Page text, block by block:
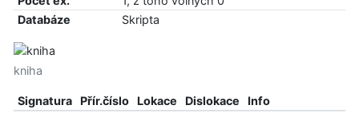
Databáze
Skripta
kniha
Signatura Přír.číslo Lokace Dislokace
Info